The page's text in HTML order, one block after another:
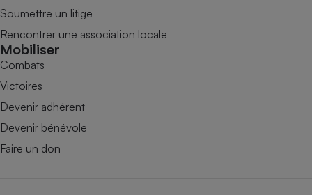
Soumettre un litige
Rencontrer une association locale
Mobiliser
Combats
Victoires
Devenir adhérent
Devenir bénévole
Faire un don